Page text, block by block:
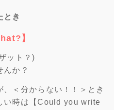
とき
】
ット？)
か？
＜分からない！！＞とき
い時は【Could you write